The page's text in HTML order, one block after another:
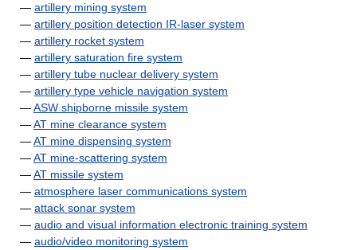
— artillery mining system
— artillery position detection IR-laser system
— artillery rocket system
— artillery saturation fire system
— artillery tube nuclear delivery system
— artillery type vehicle navigation system
—ASW shipborne missile system
—AT mine clearance system
—AT mine dispensing system
—AT mine-scattering system
—AT missile system
— atmosphere laser communications system
— attack sonar system
— audio and visual information electronic training system
— audio/video monitoring system